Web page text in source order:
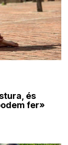
és
fer»